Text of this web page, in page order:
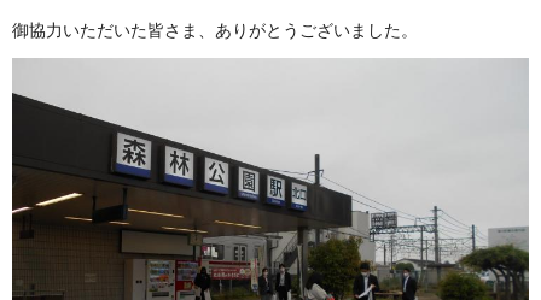
御協力いただいた皆さま、ありがとうございました。